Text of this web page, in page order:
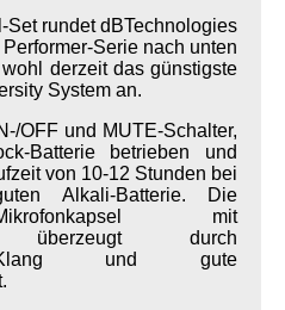
Set rundet dBTechnologies
Serie nach unten
derzeit das günstigste
System an.
OFF und MUTE-Schalter,
Batterie betrieben und
von 10-12 Stunden bei
Alkali-Batterie. Die
mit
überzeugt durch
Klang und gute